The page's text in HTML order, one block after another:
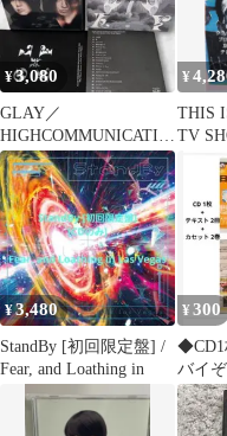
¥3,080
GLAY／
HIGHCOMMUNICATIO
NS TOUR 2023 DVD2枚
組
¥
THIS
TV
ザ・
¥3,480
StandBy [初回限定盤] /
Fear, and Loathing in
¥ 300
◆CD1
バイ
起き
現550